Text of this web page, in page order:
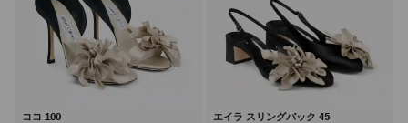
ココ 100
エイラ スリングバック 45